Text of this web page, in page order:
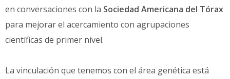
en conversaciones con la Sociedad Americana del Tórax
para mejorar el acercamiento con agrupaciones
científicas de primer nivel.
La vinculación que tenemos con el área genética está